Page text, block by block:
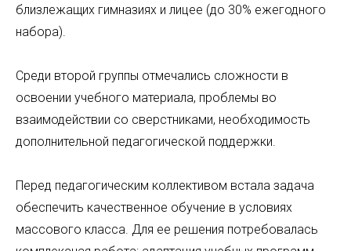
близлежащих гимназиях и лицее (до 30% ежегодного
набора).
Среди второй группы отмечались сложности в
освоении учебного материала, проблемы во
взаимодействии со сверстниками, необходимость
дополнительной педагогической поддержки.
Перед педагогическим коллективом встала задача
обеспечить качественное обучение в условиях
массового класса. Для ее решения потребовалась